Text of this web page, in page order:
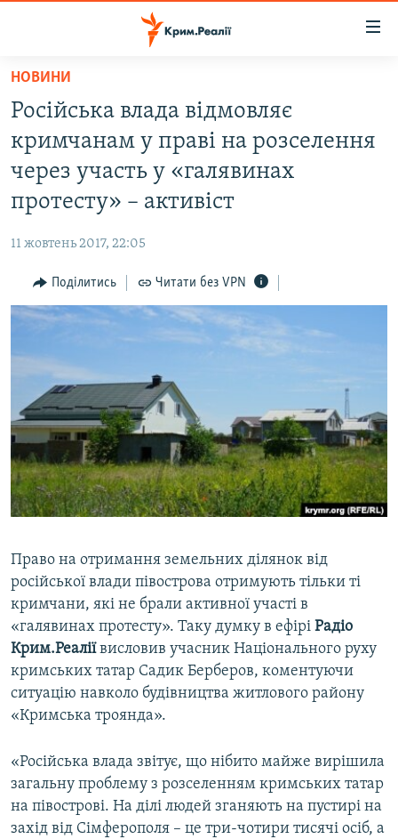
Перейти
основного
матеріалу
Перейти
основної
Перейти
пошуку
ВІДЕО ТА ФОТО
ІНТЕРВ'Ю
ВСЕ ЗА ДЕНЬ
ДЕПОРТАЦІЯ
ВІДЕОУРОКИ «ELIFBE»
СВІДЧЕННЯ ОКУПАЦІЇ
УКРАЇНСЬКА ПРОБЛЕМА КРИМУ
ІНФОГРАФІКА
ЯК ОБІЙТИ БЛОКУВАННЯ
Русский
Qırımtatar
ДОЛУЧАЙСЯ!
Усі сайти RFE/RL
НОВИНИ
Російська влада відмовляє
кримчанам у праві на розселення
через участь у «галявинах
протесту» – активіст
11 жовтень 2017, 22:05
Поділитись Читати без VPN
Право на отримання земельних ділянок від
російської влади півострова отримують тільки ті
кримчани, які не брали активної участі в
«галявинах протесту». Таку думку в ефірі Радіо
Крим.Реаліївисловив учасник Національного руху
кримських татар Садик Берберов, коментуючи
ситуацію навколо будівництва житлового району
«Кримська троянда».
«Російська влада звітує, що нібито майже вирішила
загальну проблему з розселенням кримських татар
на півострові. На ділі людей зганяють на пустирі на
захід від Сімферополя – це три-чотири тисячі осіб, а